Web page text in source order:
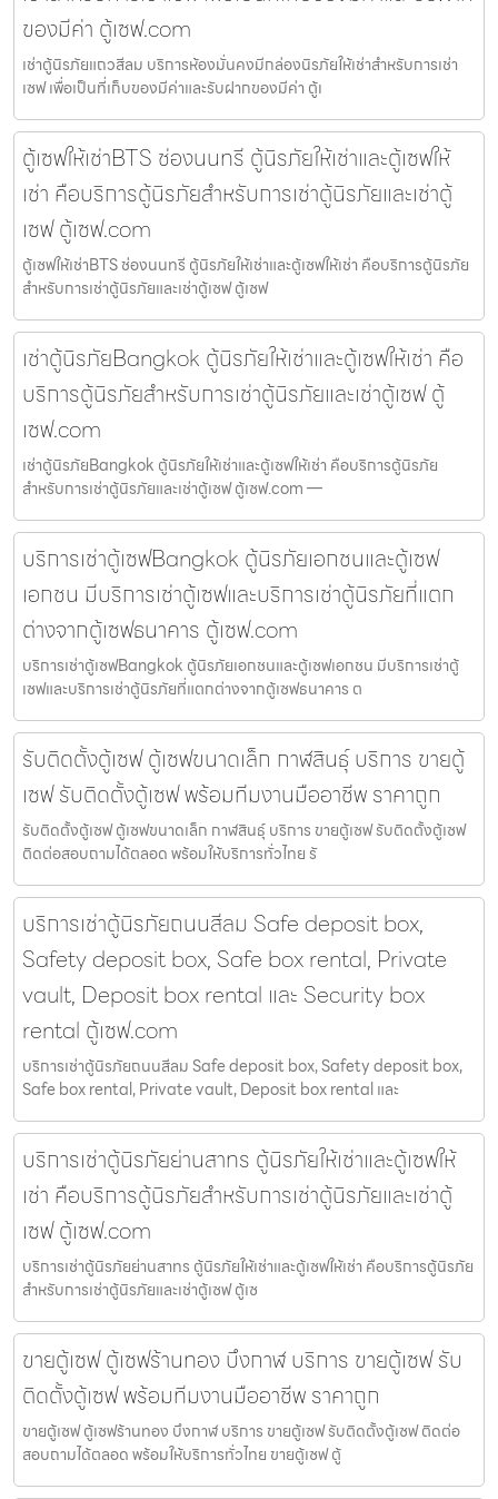
ของมีค่า ตู้เซฟ.com
เช่าตู้นิรภัยแถวสีลม บริการห้องมั่นคงมีกล่องนิรภัยให้เช่าสำหรับการเช่า
เซฟ เพื่อเป็นที่เก็บของมีค่าและรับฝากของมีค่า ตู้เ
ตู้เซฟให้เช่าBTS ช่องนนทรี ตู้นิรภัยให้เช่าและตู้เซฟให้
เช่า คือบริการตู้นิรภัยสำหรับการเช่าตู้นิรภัยและเช่าตู้
เซฟ ตู้เซฟ.com
ตู้เซฟให้เช่าBTS ช่องนนทรี ตู้นิรภัยให้เช่าและตู้เซฟให้เช่า คือบริการตู้นิรภัย
สำหรับการเช่าตู้นิรภัยและเช่าตู้เซฟ ตู้เซฟ
เช่าตู้นิรภัยBangkok ตู้นิรภัยให้เช่าและตู้เซฟให้เช่า คือ
บริการตู้นิรภัยสำหรับการเช่าตู้นิรภัยและเช่าตู้เซฟ ตู้
เซฟ.com
เช่าตู้นิรภัยBangkok ตู้นิรภัยให้เช่าและตู้เซฟให้เช่า คือบริการตู้นิรภัย
สำหรับการเช่าตู้นิรภัยและเช่าตู้เซฟ ตู้เซฟ.com —
บริการเช่าตู้เซฟBangkok ตู้นิรภัยเอกชนและตู้เซฟ
เอกชน มีบริการเช่าตู้เซฟและบริการเช่าตู้นิรภัยที่แตก
ต่างจากตู้เซฟธนาคาร ตู้เซฟ.com
บริการเช่าตู้เซฟBangkok ตู้นิรภัยเอกชนและตู้เซฟเอกชน มีบริการเช่าตู้
เซฟและบริการเช่าตู้นิรภัยที่แตกต่างจากตู้เซฟธนาคาร ต
รับติดตั้งตู้เซฟ ตู้เซฟขนาดเล็ก กาฬสินธุ์ บริการ ขายตู้
เซฟ รับติดตั้งตู้เซฟ พร้อมทีมงานมืออาชีพ ราคาถูก
รับติดตั้งตู้เซฟ ตู้เซฟขนาดเล็ก กาฬสินธุ์ บริการ ขายตู้เซฟ รับติดตั้งตู้เซฟ
ติดต่อสอบถามได้ตลอด พร้อมให้บริการทั่วไทย รั
บริการเช่าตู้นิรภัยถนนสีลม Safe deposit box,
Safety deposit box, Safe box rental, Private
vault, Deposit box rental และ Security box
rental ตู้เซฟ.com
บริการเช่าตู้นิรภัยถนนสีลม Safe deposit box, Safety deposit box,
Safe box rental, Private vault, Deposit box rental และ
บริการเช่าตู้นิรภัยย่านสาทร ตู้นิรภัยให้เช่าและตู้เซฟให้
เช่า คือบริการตู้นิรภัยสำหรับการเช่าตู้นิรภัยและเช่าตู้
เซฟ ตู้เซฟ.com
บริการเช่าตู้นิรภัยย่านสาทร ตู้นิรภัยให้เช่าและตู้เซฟให้เช่า คือบริการตู้นิรภัย
สำหรับการเช่าตู้นิรภัยและเช่าตู้เซฟ ตู้เซ
ขายตู้เซฟ ตู้เซฟร้านทอง บึงกาฬ บริการ ขายตู้เซฟ รับ
ติดตั้งตู้เซฟ พร้อมทีมงานมืออาชีพ ราคาถูก
ขายตู้เซฟ ตู้เซฟร้านทอง บึงกาฬ บริการ ขายตู้เซฟ รับติดตั้งตู้เซฟ ติดต่อ
สอบถามได้ตลอด พร้อมให้บริการทั่วไทย ขายตู้เซฟ ตู้